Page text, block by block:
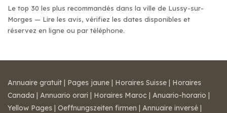
Le top 30 les plus recommandés dans la ville de Lussy-sur-
Morges — Lire les avis, vérifiez les dates disponibles et
réservez en ligne ou par téléphone.
Annuaire gratuit | Pages jaune | Horaires Suisse | Horaires
Canada | Annuario orari | Horaires Maroc | Anuario-horario |
Yellow Pages | Oeffnungszeiten firmen | Annuaire inversé |